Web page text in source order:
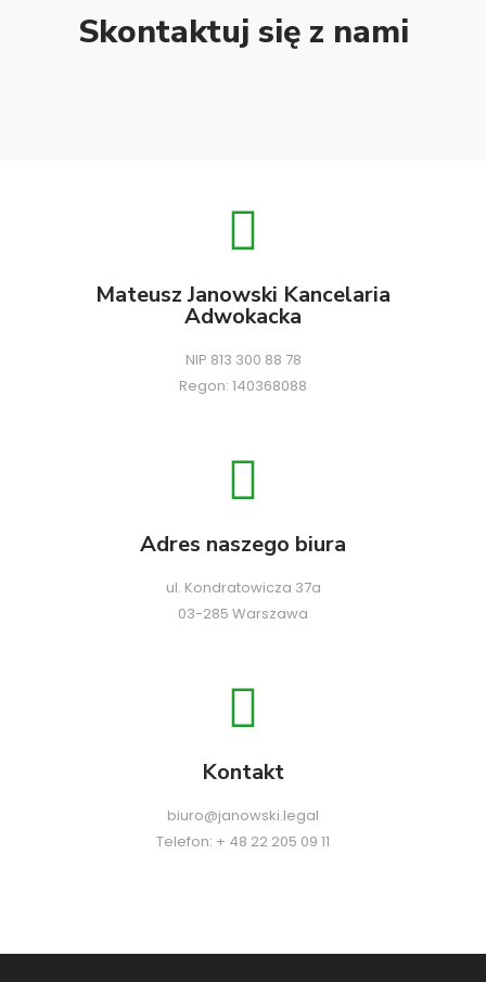
Skontaktuj się z nami
Mateusz Janowski Kancelaria
Adwokacka
NIP 813 300 88 78
Regon: 140368088
Adres naszego biura
ul. Kondratowicza 37a
03-285 Warszawa
Kontakt
biuro@janowski.legal
Telefon: + 48 22 205 09 11